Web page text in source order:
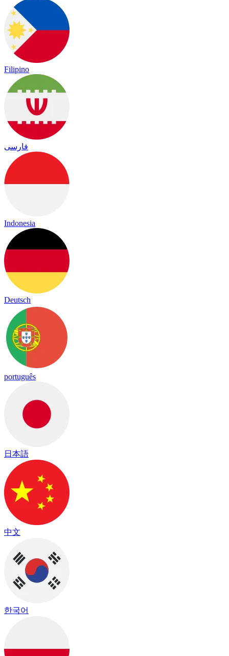
Filipino
فارسی
Indonesia
Deutsch
português
日本語
中文
한국어